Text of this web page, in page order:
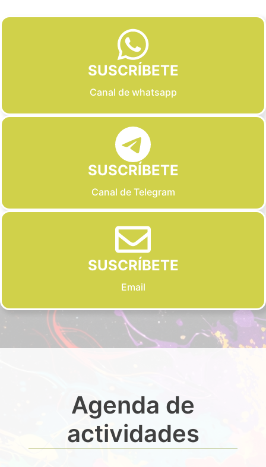
SUSCRÍBETE
Canal de whatsapp
SUSCRÍBETE
Canal de Telegram
SUSCRÍBETE
Email
Agenda de
actividades